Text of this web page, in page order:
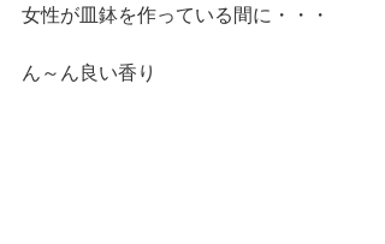
女性が皿鉢を作っている間に・・・
ん～ん良い香り